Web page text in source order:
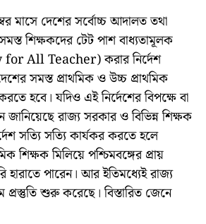
মাসে দেশের সর্বোচ্চ আদালত তথা
শিক্ষকদের টেট পাশ বাধ্যতামূলক
All Teacher) করার নির্দেশ
সমস্ত প্রাথমিক ও উচ্চ প্রাথমিক
হবে। যদিও এই নির্দেশের বিপক্ষে বা
রাজ্য সরকার ও বিভিন্ন শিক্ষক
সত্যি সত্যি কার্যকর করতে হলে
শিক্ষক মিলিয়ে পশ্চিমবঙ্গের প্রায়
পারেন। আর ইতিমধ্যেই রাজ্য
শুরু করেছে। বিস্তারিত জেনে